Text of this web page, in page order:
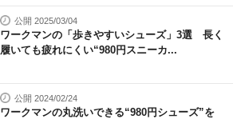
公開 2025/03/04
ワークマンの「歩きやすいシューズ」3選 長く
履いても疲れにくい“980円スニーカ...
公開 2024/02/24
ワークマンの丸洗いできる“980円シューズ”を